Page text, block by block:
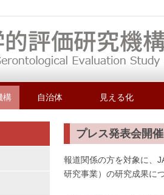
構 自治体 見える化
プレス発表会開
報道関係の方を対象に、
研究事業）の研究成果に